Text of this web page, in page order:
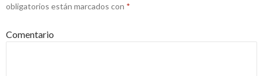
obligatorios están marcados con *
Comentario